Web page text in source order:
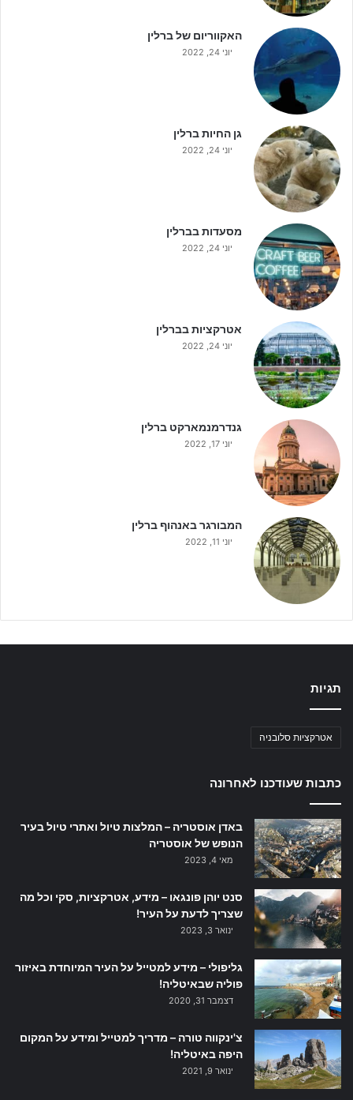
האקווריום של ברלין
יוני 24, 2022
גן החיות ברלין
יוני 24, 2022
מסעדות בברלין
יוני 24, 2022
אטרקציות בברלין
יוני 24, 2022
גנדרמנמארקט ברלין
יוני 17, 2022
המבורגר באנהוף ברלין
יוני 11, 2022
תגיות
אטרקציות סלובניה
כתבות שעודכנו לאחרונה
באדן אוסטריה – המלצות טיול ואתרי טיול בעיר
הנופש של אוסטריה
מאי 4, 2023
סנט יוהן פונגאו – מידע, אטרקציות, סקי וכל מה
שצריך לדעת על העיר!
ינואר 3, 2023
גליפולי – מידע למטייל על העיר המיוחדת באיזור
פוליה שבאיטליה!
דצמבר 31, 2020
צ'ינקווה טורה – מדריך למטייל ומידע על המקום
היפה באיטליה!
ינואר 9, 2021